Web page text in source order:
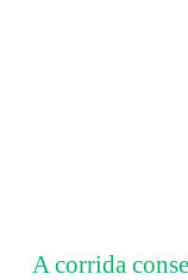
A corrida